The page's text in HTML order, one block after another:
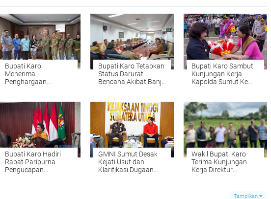
Bupati Karo
Menerima
Penghargaan
Tahun 2024
Bupati Karo Tetapkan
Status Darurat
Bencana Akibat Banjir
Bupati Karo Sambut
Kunjungan Kerja
Kapolda Sumut Ke
Bupati Karo Hadiri
Rapat Paripurna
Pengucapan
GMNI Sumut Desak
Kejati Usut dan
Klarifikasi Dugaan
Wakil Bupati Karo
Terima Kunjungan
Kerja Direktur
Tampilkan